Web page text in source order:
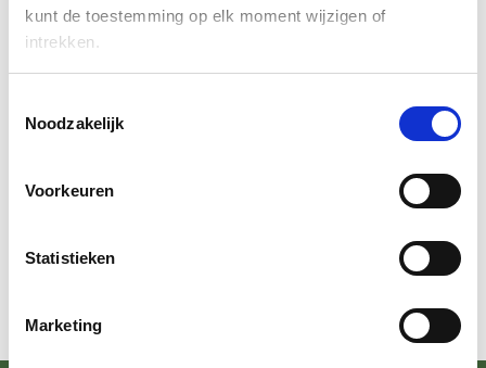
kunt de toestemming op elk moment wijzigen of
intrekken.
Noodzakelijk
Voorkeuren
Statistieken
Marketing
WIJ DENKEN GRAAG MET JE MEE!
Wil je toch een persoonlijk gesprek met één van onze